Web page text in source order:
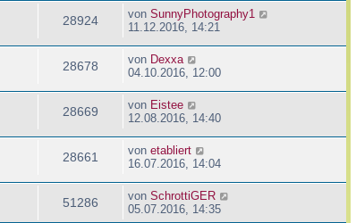
28924 von SunnyPhotography1
11.12.2016, 14:21
28678 von Dexxa
04.10.2016, 12:00
28669 von Eistee
12.08.2016, 14:40
28661 von etabliert
16.07.2016, 14:04
51286 von SchrottiGER
05.07.2016, 14:35